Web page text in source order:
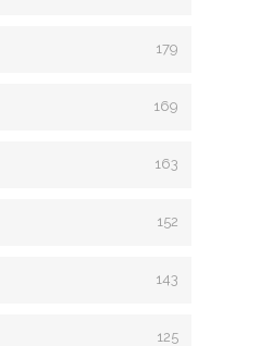
179
169
163
152
143
125